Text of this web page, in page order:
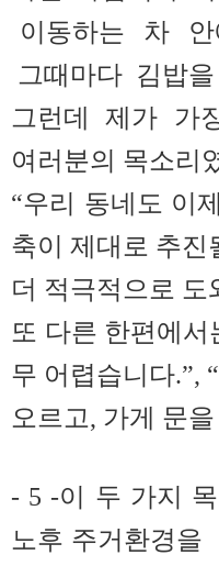
이동하는 차
그때마다 김밥
그런데 제가 가
여러분의 목소리
“우리 동네도 이
축이 제대로 추진
더 적극적으로 도
또 다른 한편에
무 어렵습니다.”,
오르고, 가게 문
- 5 -이 두 가지
노후 주거환경